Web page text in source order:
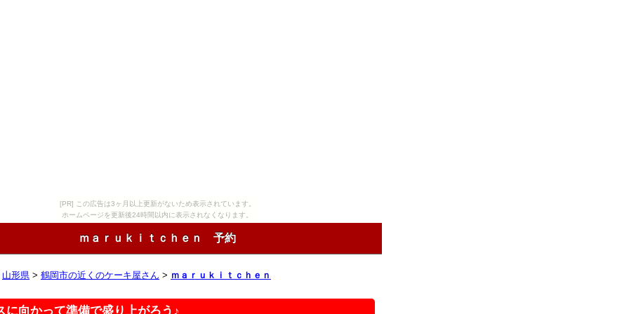
[PR] この広告は3ヶ月以上更新がないため表示されています。
ホームページを更新後24時間以内に表示されなくなります。
ｍａｒｕｋｉｔｃｈｅｎ 予約
山形県 > 鶴岡市の近くのケーキ屋さん > ｍａｒｕｋｉｔｃｈｅｎ
に向かって準備で盛り上がろう♪